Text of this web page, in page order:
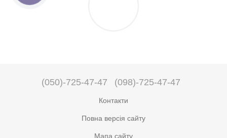
(050)-725-47-47 (098)-725-47-47
Контакти
Повна версія сайту
Мапа сайту